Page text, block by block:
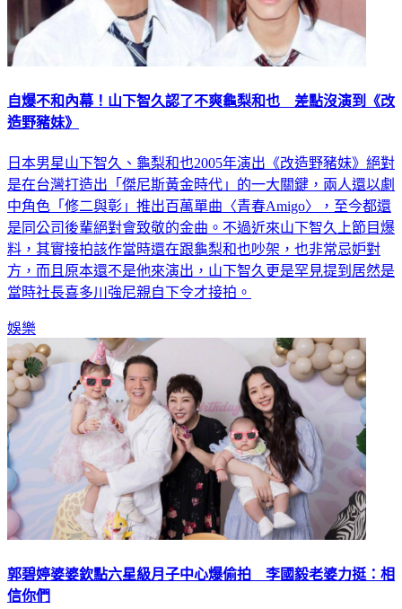
自爆不和內幕！山下智久認了不爽龜梨和也 差點沒演到《改
日本男星山下智久、龜梨和也2005年演出《改造野豬妹》絕對
是在台灣打造出「傑尼斯黃金時代」的一大關鍵，兩人還以劇
中角色「修二與彰」推出百萬單曲〈青春Amigo〉，至今都還
是同公司後輩絕對會致敬的金曲。不過近來山下智久上節目爆
料，其實接拍該作當時還在跟龜梨和也吵架，也非常忌妒對
方，而且原本還不是他來演出，山下智久更是罕見提到居然是
娛樂
郭碧婷婆婆欽點六星級月子中心爆偷拍 李國毅老婆力挺：相